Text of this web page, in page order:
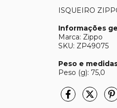
ISQUEIRO
Informações
Marca: Zippo
SKU: ZP49075
Peso e
Peso (g): 75,0